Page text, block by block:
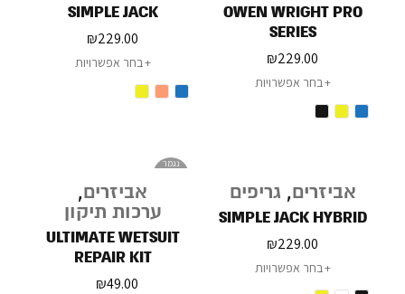
OWEN WRIGHT PRO
SERIES
₪229.00
בחר אפשרויות
SIMPLE JACK
₪229.00
בחר אפשרויות
אביזרים, גריפים
SIMPLE JACK HYBRID
₪229.00
בחר אפשרויות
נגמר
אביזרים,
ערכות תיקון
ULTIMATE WETSUIT
REPAIR KIT
₪49.00